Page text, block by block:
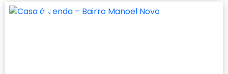
OPORTUNIDADE